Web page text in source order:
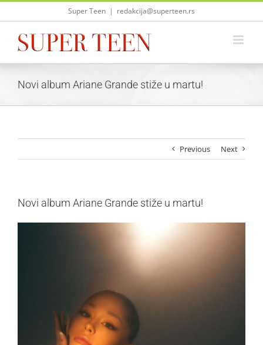
Skip
Super Teen | redakcija@superteen.rs
Novi album Ariane Grande stiže u martu!
Previous Next
Novi album Ariane Grande stiže u martu!